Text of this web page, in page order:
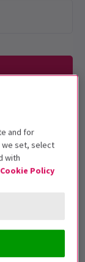
and for
we set, select
with
Cookie Policy